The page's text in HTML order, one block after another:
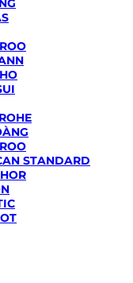
STANDARD